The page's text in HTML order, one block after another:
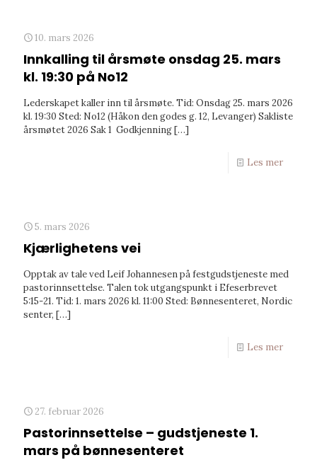
10. mars 2026
Innkalling til årsmøte onsdag 25. mars
kl. 19:30 på No12
Lederskapet kaller inn til årsmøte. Tid: Onsdag 25. mars 2026
kl. 19:30 Sted: No12 (Håkon den godes g. 12, Levanger) Sakliste
årsmøtet 2026 Sak 1 Godkjenning[…]
Les mer
5. mars 2026
Kjærlighetens vei
Opptak av tale ved Leif Johannesen på festgudstjeneste med
pastorinnsettelse. Talen tok utgangspunkt i Efeserbrevet
5:15-21. Tid: 1. mars 2026 kl. 11:00 Sted: Bønnesenteret, Nordic
senter, […]
Les mer
27. februar 2026
Pastorinnsettelse – gudstjeneste 1.
mars på bønnesenteret